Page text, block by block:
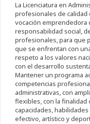
La Licenciatura en
profesionales de calidad
vocación emprendedora
responsabilidad social,
profesionales, para que
que se enfrentan con
respeto a los valores
con el desarrollo
Mantener un programa
competencias
administrativas, con
flexibles, con la
capacidades,
efectivo, artístico y